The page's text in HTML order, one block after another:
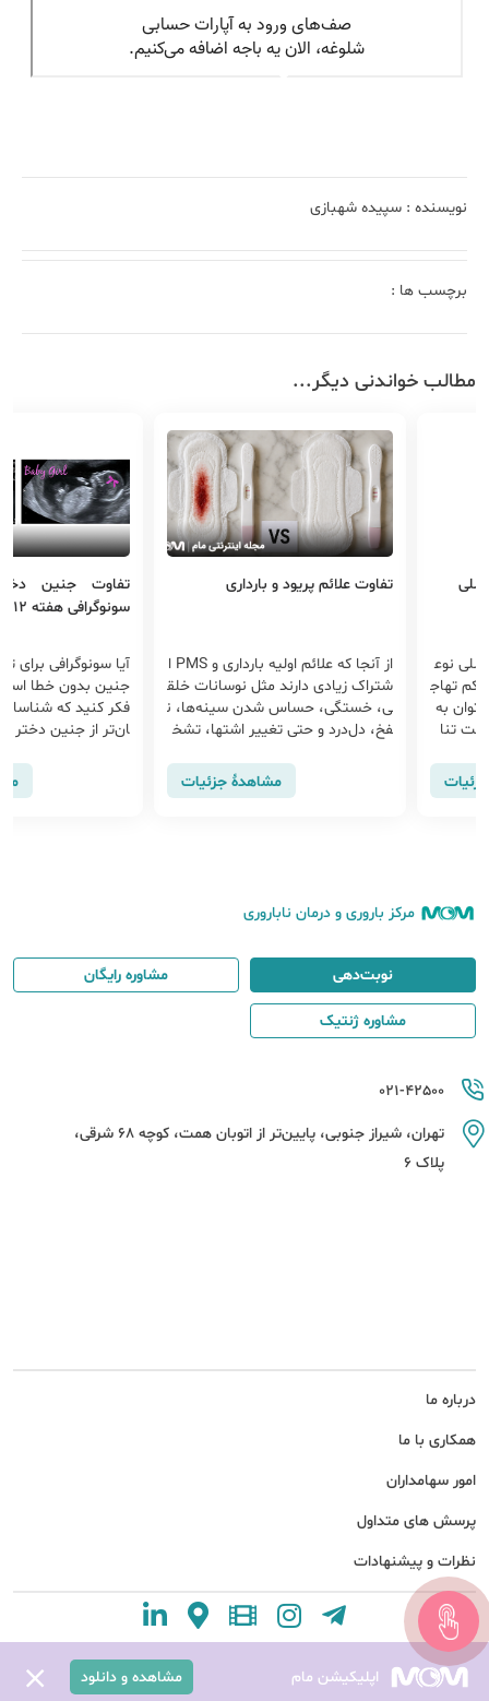
نویسنده : سپیده شهبازی
برچسب ها :
مطالب خواندنی دیگر...
نوع
کم تهاج
به
تنا
تفاوت علائم پریود و بارداری
از آنجا که علائم اولیه بارداری و PMS ا
شتراک زیادی دارند مثل نوسانات خلق
ی، خستگی، حساس شدن سینه‌ها، ن
فخ، دل‌درد و حتی تغییر اشتها، تشخ
مشاهدهٔ جزئیات
تفاوت جنین
سونوگرافی هفته 12
آیا سونوگرافی
جنین بدون خطا
فکر ‌کنید که
ان‌تر از جنین دختر
مرکز باروری و درمان ناباروری
درباره ما
همکاری با ما
امور سهامداران
پرسش های متداول
نظرات و پیشنهادات
021-42500
تهران، شیراز جنوبی، پایین‌تر از اتوبان همت، کوچه 68 شرقی،
پلاک 6
نوبت‌دهی مشاوره رایگان
مشاوره ژنتیک
اپلیکیشن مام مشاهده و دانلود